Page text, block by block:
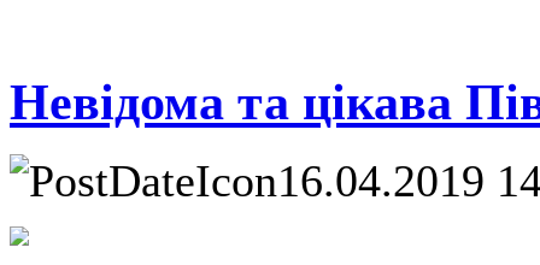
Невідома та цікава
16.04.2019